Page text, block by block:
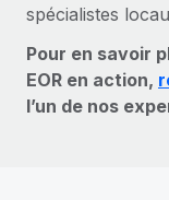
spécialistes
Pour en savoir
EOR en action,
l’un de nos